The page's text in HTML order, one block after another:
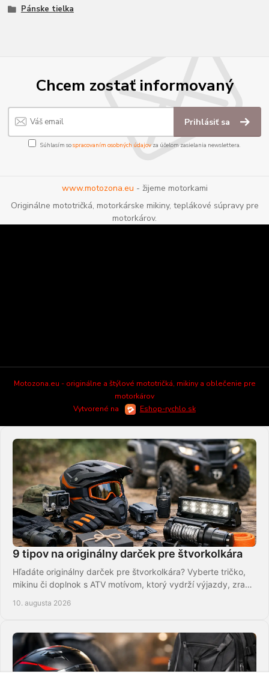
Pánske tielka
Chcem zostať informovaný
Prihlásiť sa
Súhlasím sospracovaním osobných údajov za účelom zasielania newslettera.
www.motozona.eu - žijeme motorkami
Originálne mototričká, motorkárske mikiny, teplákové súpravy pre
motorkárov.
Motozona.eu - originálne a štýlové mototričká, mikiny a oblečenie pre
motorkárov
Vytvorené na
Eshop-rychlo.sk
9 tipov na originálny darček pre štvorkolkára
Hľadáte originálny darček pre štvorkolkára? Vyberte tričko,
mikinu či doplnok s ATV motívom, ktorý vydrží výjazdy, zrazy
10. augusta 2026